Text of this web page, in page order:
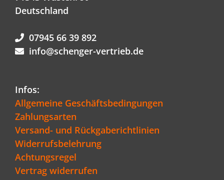
Deutschland
07945 66 39 892
info@schenger-vertrieb.de
Infos:
Allgemeine Geschäftsbedingungen
Zahlungsarten
Versand- und Rückgaberichtlinien
Widerrufsbelehrung
Achtungsregel
Vertrag widerrufen